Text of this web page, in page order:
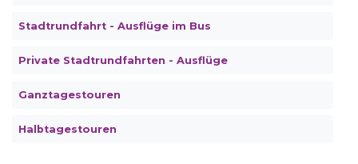
Stadtrundfahrt - Ausflüge im Bus
Private Stadtrundfahrten - Ausflüge
Ganztagestouren
Halbtagestouren